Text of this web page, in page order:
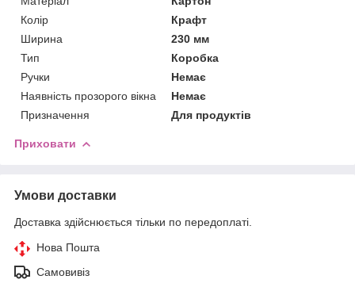
Колір
Крафт
Ширина
230 мм
Тип
Коробка
Ручки
Немає
Наявність прозорого вікна
Немає
Призначення
Для продуктів
Приховати
Умови доставки
Доставка здійснюється тільки по передоплаті.
Нова Пошта
Самовивіз